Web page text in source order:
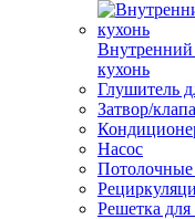
Внутренний
кухонь
Глушитель
Затвор/
Насос
Потолочные
Решетка